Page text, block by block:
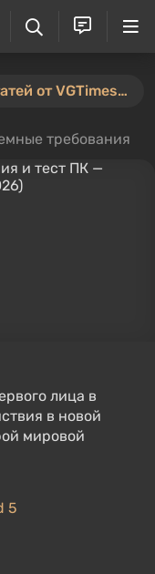
⚡️ Конкурс пользовательских статей от VGTimes продлён — участвуйте тут ⚡️
требования
лица в
в новой
мировой
5